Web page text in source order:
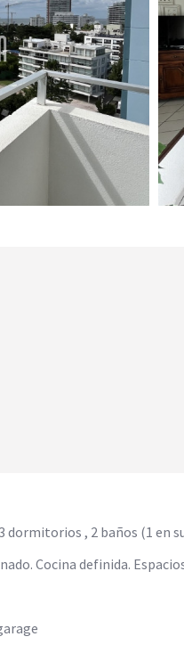
, 2 baños (1 en
Cocina definida.